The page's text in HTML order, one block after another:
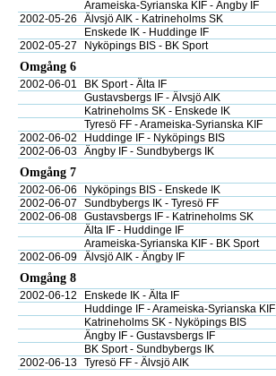
Arameiska-Syrianska KIF - Ängby IF
2002-05-26
Älvsjö AIK - Katrineholms SK
Enskede IK - Huddinge IF
2002-05-27
Nyköpings BIS - BK Sport
Omgång 6
2002-06-01 BK Sport - Älta IF
Gustavsbergs IF - Älvsjö AIK
Katrineholms SK - Enskede IK
Tyresö FF - Arameiska-Syrianska KIF
2002-06-02
Huddinge IF - Nyköpings BIS
2002-06-03 Ängby IF - Sundbybergs IK
Omgång 7
2002-06-06 Nyköpings BIS - Enskede IK
2002-06-07
Sundbybergs IK - Tyresö FF
2002-06-08 Gustavsbergs IF - Katrineholms SK
Älta IF - Huddinge IF
Arameiska-Syrianska KIF - BK Sport
2002-06-09 Älvsjö AIK - Ängby IF
Omgång 8
2002-06-12 Enskede IK - Älta IF
Huddinge IF - Arameiska-Syrianska KIF
Katrineholms SK - Nyköpings BIS
Ängby IF - Gustavsbergs IF
BK Sport - Sundbybergs IK
2002-06-13 Tyresö FF - Älvsjö AIK